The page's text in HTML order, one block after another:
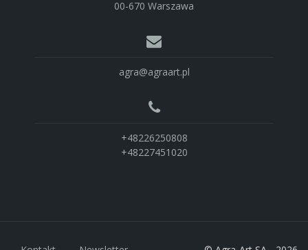
00-670 Warszawa
agra@agraart.pl
+48226250808
+48227451020